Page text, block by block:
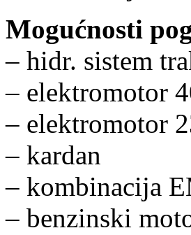
Mogućnosti
– hidr. sistem
– elektromotor
– elektromotor
– kardan
– kombinacija
– benzinski